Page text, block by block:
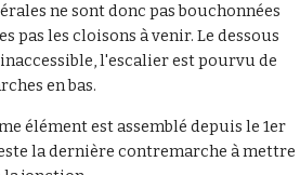
ne sont donc pas bouchonnées
pas les cloisons à venir. Le dessous
l'escalier est pourvu de
en bas.
élément est assemblé depuis le 1er
la dernière contremarche à mettre